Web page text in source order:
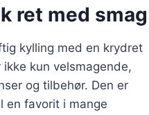
ret med smag
kylling med en krydret
kun velsmagende,
og tilbehør. Den er
en favorit i mange